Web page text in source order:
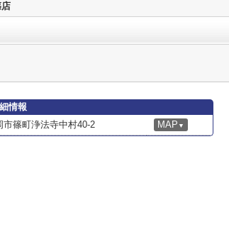
情報
市篠町浄法寺中村40-2 MAP ▼